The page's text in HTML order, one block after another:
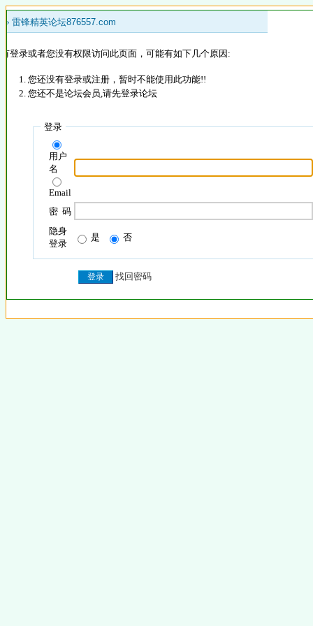
» 雷锋精英论坛876557.com
登录或者您没有权限访问此页面，可能有如下几个原因:
您还没有登录或注册，暂时不能使用此功能!!
您还不是论坛会员,请先登录论坛
登录
用户
名
Email
密 码
隐身
登录
是 否
找回密码